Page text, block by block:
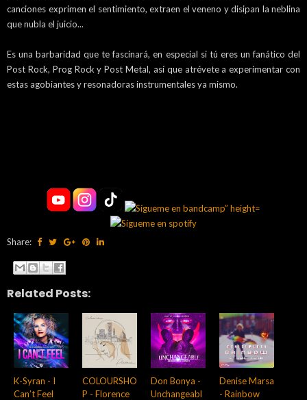
canciones exprimen el sentimiento, extraen el veneno y disipan la neblina
que nubla el juicio...
Es una barbaridad que te fascinará, en especial si tú eres un fanático del
Post Rock, Prog Rock y Post Metal, así que atrévete a experimentar con
estas agobiantes y resonadoras instrumentales ya mismo.
Share:
Related Posts:
K-Syran - I
Can’t Feel
COLOURSHO
P - Florence
Don Bonya -
Unchangeabl
Denise Marsa
- Rainbow